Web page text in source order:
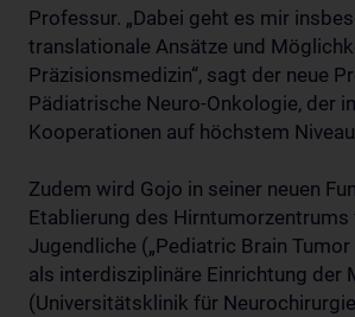
Professur. „Dabei geht es mir
translationale Ansätze und
Präzisionsmedizin“, sagt der neue
Pädiatrische Neuro-Onkologie, der
Kooperationen auf höchstem
Zudem wird Gojo in seiner neuen
Etablierung des Hirntumorzentrums
Jugendliche („Pediatric Brain Tumor
als interdisziplinäre Einrichtung der
(Universitätsklinik für